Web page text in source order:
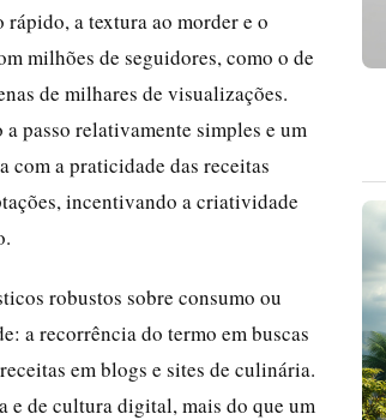
a textura ao morder e o
milhões de seguidores, como o de
de milhares de visualizações.
passo relativamente simples e um
com a praticidade das receitas
incentivando a criatividade
robustos sobre consumo ou
a recorrência do termo em buscas
em blogs e sites de culinária.
e de cultura digital, mais do que um